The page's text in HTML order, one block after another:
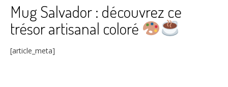
Mug Salvador : découvrez ce
trésor artisanal coloré
[article_meta]